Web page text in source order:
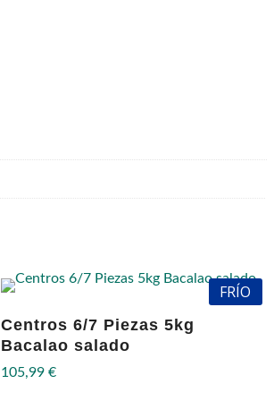
FRÍO
Centros 6/7 Piezas 5kg
Bacalao salado
105,99 €